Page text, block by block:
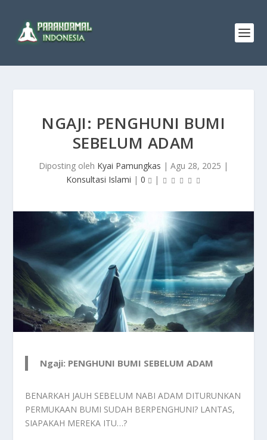
NGAJI: PENGHUNI BUMI
SEBELUM ADAM
Diposting oleh Kyai Pamungkas | Agu 28, 2025 |
Konsultasi Islami | 0 |
Ngaji: PENGHUNI BUMI SEBELUM ADAM
BENARKAH JAUH SEBELUM NABI ADAM DITURUNKAN
PERMUKAAN BUMI SUDAH BERPENGHUNI? LANTAS,
SIAPAKAH MEREKA ITU…?